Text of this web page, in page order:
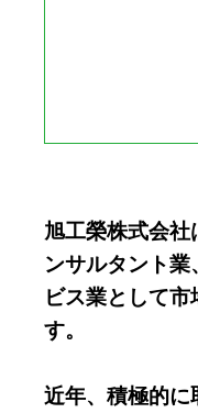
旭工榮株式会
ンサルタント
ビス業として
す。
近年、積極的